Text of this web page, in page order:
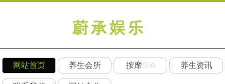
网站首页 养生会所 按摩SPA 养生资讯